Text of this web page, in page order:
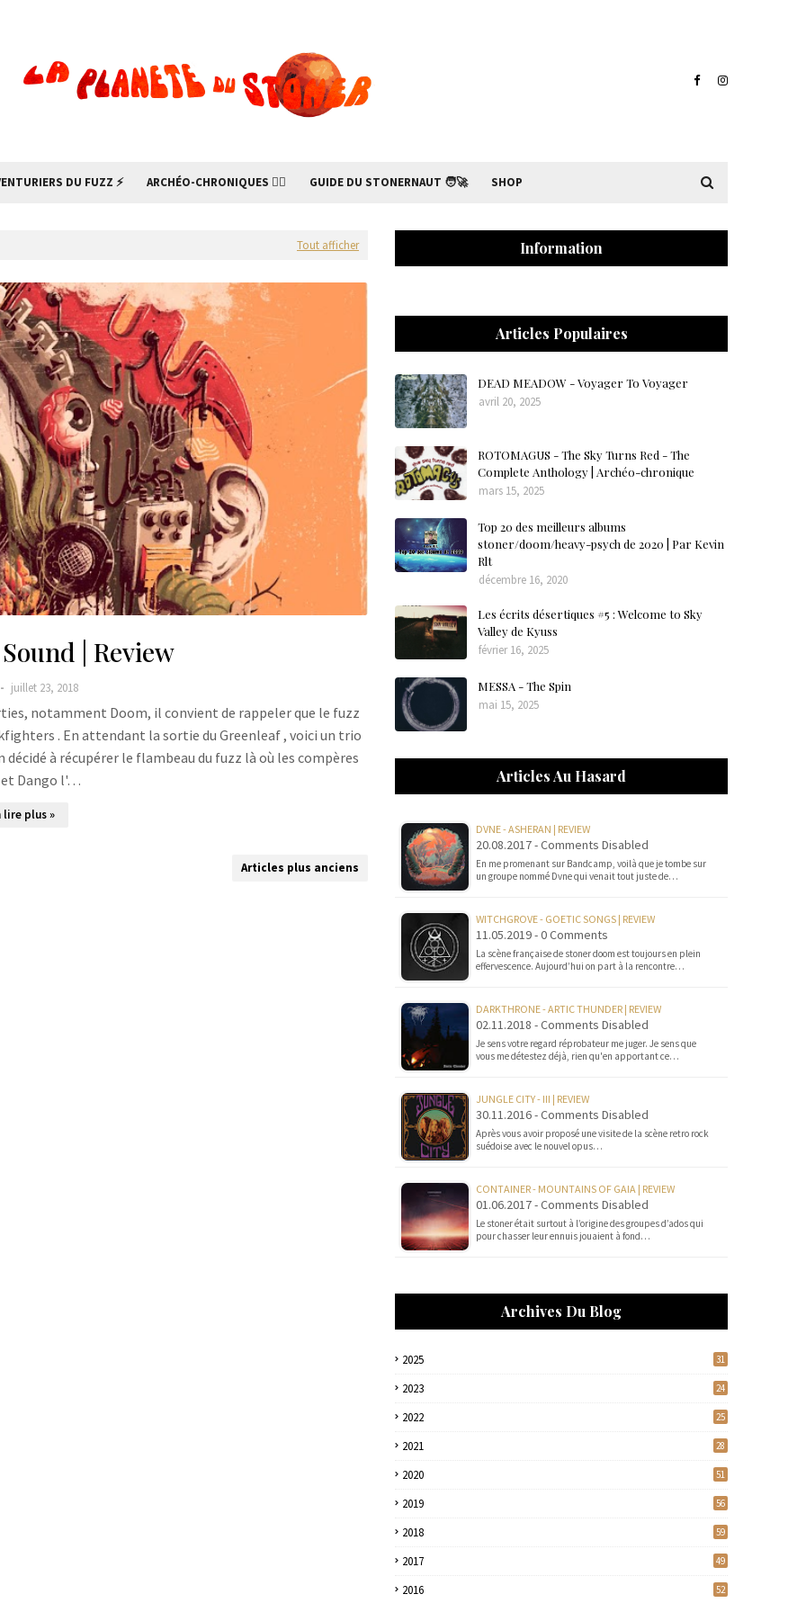
DU FUZZ ⚡ ARCHÉO-CHRONIQUES 🧙‍♂ GUIDE DU STONERNAUT 🧑‍🚀 SHOP
Tout afficher
| Review
juillet 23, 2018
notamment Doom, il convient de rappeler que le fuzz
. En attendant la sortie du Greenleaf , voici un trio
à récupérer le flambeau du fuzz là où les compères
et Dango l'…
lire plus »
Articles plus anciens
Information
Articles Populaires
DEAD MEADOW - Voyager To Voyager
avril 20, 2025
ROTOMAGUS - The Sky Turns Red - The
Complete Anthology | Archéo-chronique
mars 15, 2025
Top 20 des meilleurs albums
stoner/doom/heavy-psych de 2020 | Par Kevin
Rlt
décembre 16, 2020
Les écrits désertiques #5 : Welcome to Sky
Valley de Kyuss
février 16, 2025
MESSA - The Spin
mai 15, 2025
Articles Au Hasard
DVNE - ASHERAN | REVIEW
20.08.2017 - Comments Disabled
En me promenant sur Bandcamp, voilà que je tombe sur
un groupe nommé Dvne qui venait tout juste de…
WITCHGROVE - GOETIC SONGS | REVIEW
11.05.2019 - 0 Comments
La scène française de stoner doom est toujours en plein
effervescence. Aujourd’hui on part à la rencontre…
DARKTHRONE - ARTIC THUNDER | REVIEW
02.11.2018 - Comments Disabled
Je sens votre regard réprobateur me juger. Je sens que
vous me détestez déjà, rien qu'en apportant ce…
JUNGLE CITY - III | REVIEW
30.11.2016 - Comments Disabled
Après vous avoir proposé une visite de la scène retro rock
suédoise avec le nouvel opus…
CONTAINER - MOUNTAINS OF GAIA | REVIEW
01.06.2017 - Comments Disabled
Le stoner était surtout à l’origine des groupes d’ados qui
pour chasser leur ennuis jouaient à fond…
Archives Du Blog
2025 31
2023 24
2022 25
2021 28
2020 51
2019 56
2018 59
2017 49
2016 52